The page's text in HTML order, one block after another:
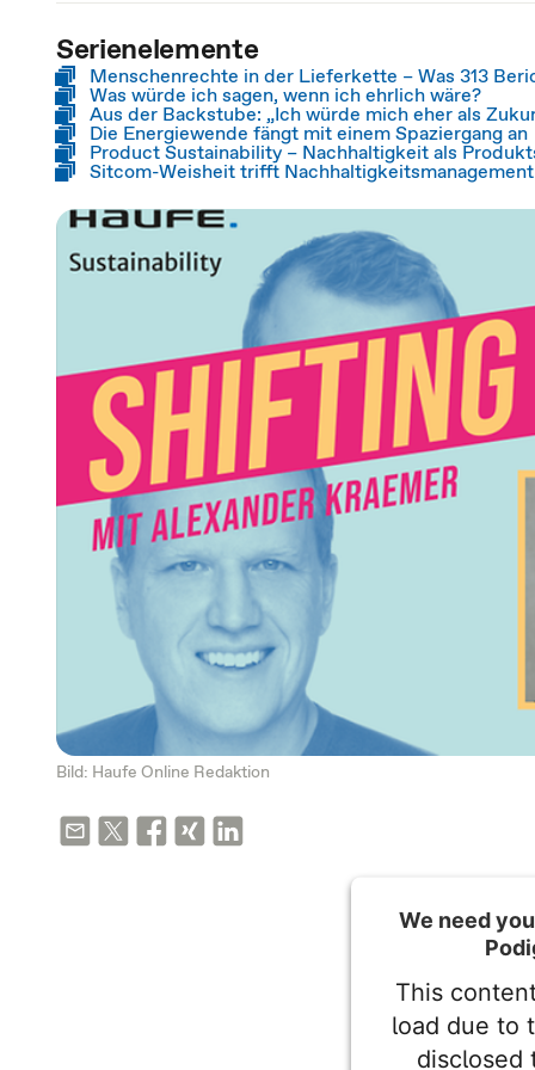
Serienelemente
Menschenrechte in der Lieferkette – Was 313
Was würde ich sagen, wenn ich ehrlich wäre?
Aus der Backstube: „Ich würde mich eher als
Die Energiewende fängt mit einem Spaziergang an
Product Sustainability – Nachhaltigkeit als
Sitcom-Weisheit trifft
Bild: Haufe Online Redaktion
We need
This
load due to
disclosed